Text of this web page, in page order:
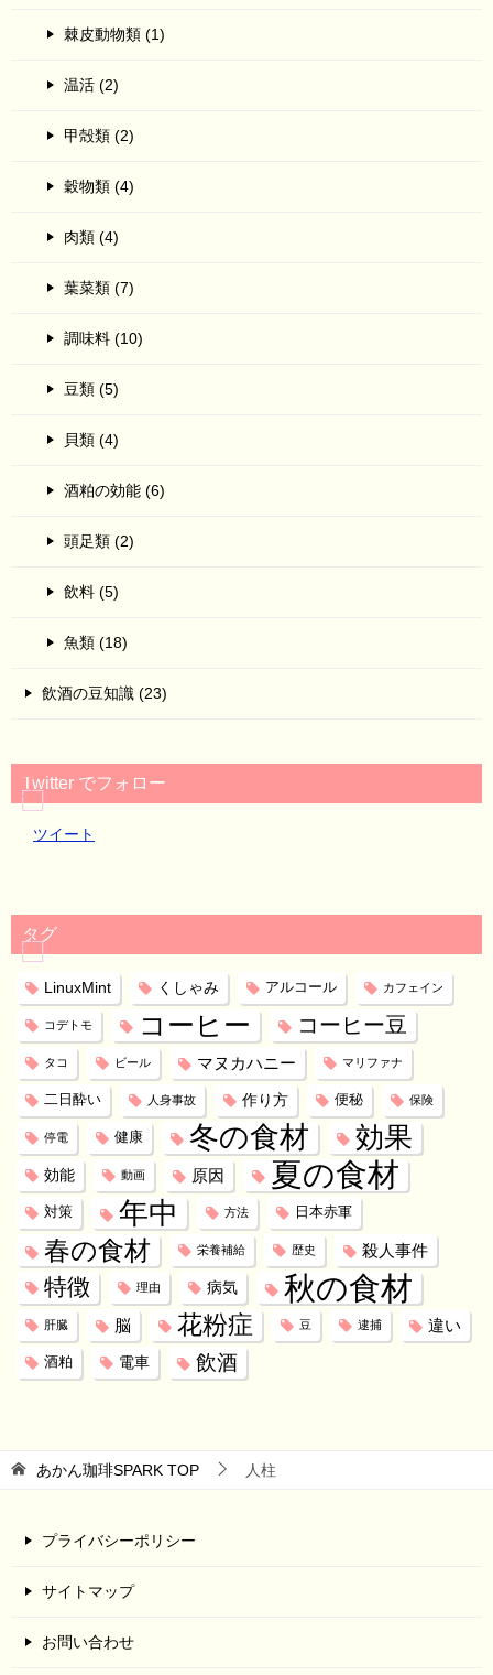
棘皮動物類 (1)
温活 (2)
甲殻類 (2)
穀物類 (4)
肉類 (4)
葉菜類 (7)
調味料 (10)
豆類 (5)
貝類 (4)
酒粕の効能 (6)
頭足類 (2)
飲料 (5)
魚類 (18)
飲酒の豆知識 (23)
Twitter でフォロー
ツイート
タグ
LinuxMint くしゃみ アルコール カフェイン
コデトモ コーヒー コーヒー豆
タコ ビール マヌカハニー マリファナ
二日酔い 人身事故 作り方 便秘 保険
停電 健康 冬の食材 効果
効能 動画 原因 夏の食材
対策 年中 方法 日本赤軍
春の食材 栄養補給 歴史 殺人事件
特徴 理由 病気 秋の食材
肝臓 脳 花粉症 豆 逮捕 違い
酒粕 電車 飲酒
あかん珈琲SPARK TOP 人柱
プライバシーポリシー
サイトマップ
お問い合わせ